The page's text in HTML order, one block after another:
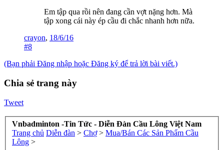
Em tập qua rồi nên đang cần vợt nặng hơn. Mà
tập xong cái này ép cầu đi chắc nhanh hơn nữa.
crayon, 18/6/16
#8
(Bạn phải Đăng nhập hoặc Đăng ký để trả lời bài viết.)
Chia sẻ trang này
Tweet
Vnbadminton -Tin Tức - Diễn Đàn Cầu Lông Việt Nam
Trang chủ Diễn đàn > Chợ > Mua/Bán Các Sản Phẩm Cầu
Lông >